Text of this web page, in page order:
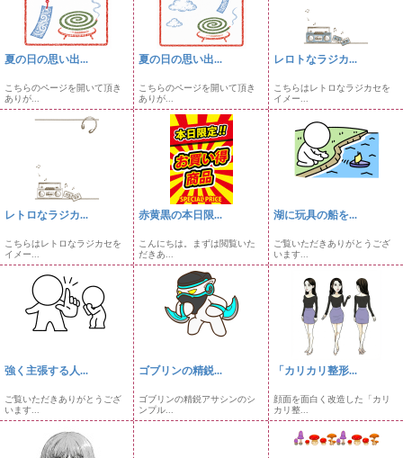
夏の日の思い出...
こちらのページを開いて頂き
ありが...
夏の日の思い出...
こちらのページを開いて頂き
ありが...
レロトなラジカ...
こちらはレトロなラジカセを
イメー...
レトロなラジカ...
こちらはレトロなラジカセを
イメー...
赤黄黒の本日限...
こんにちは。まずは閲覧いた
だきあ...
湖に玩具の船を...
ご覧いただきありがとうござ
います...
強く主張する人...
ご覧いただきありがとうござ
います...
ゴブリンの精鋭...
ゴブリンの精鋭アサシンのシ
ンプル...
「カリカリ整形...
顔面を面白く改造した「カリ
カリ整...